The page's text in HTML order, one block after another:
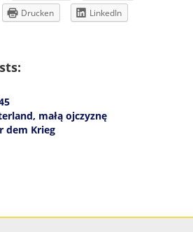
Drucken
LinkedIn
małą ojczyznę
dem Krieg